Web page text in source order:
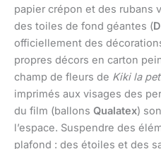
papier crépon et des rubans
des toiles de fond géantes (
officiellement des
propres décors en carton
champ de fleurs de Kiki la
imprimés aux visages des
du film (ballons Qualatex)
l’espace. Suspendre des
plafond : des étoiles et des